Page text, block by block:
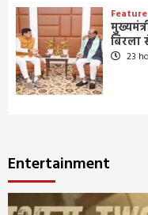
Feature
बिरला
23
Entertainment